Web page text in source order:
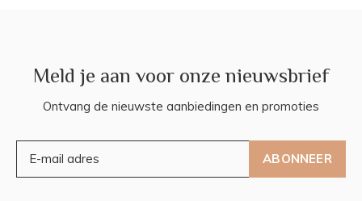
Meld je aan voor onze nieuwsbrief
Ontvang de nieuwste aanbiedingen en promoties
ABONNEER